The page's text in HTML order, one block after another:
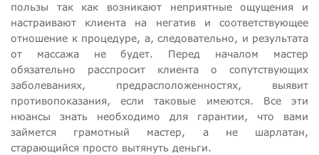
пользы так как возникают неприятные ощущения и
настраивают клиента на негатив и соответствующее
отношение к процедуре, а, следовательно, и результата
от массажа не будет. Перед началом мастер
обязательно расспросит клиента о сопутствующих
заболеваниях, предрасположенностях, выявит
противопоказания, если таковые имеются. Все эти
нюансы знать необходимо для гарантии, что вами
займется грамотный мастер, а не шарлатан,
старающийся просто вытянуть деньги.